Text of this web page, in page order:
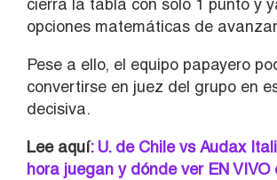
cierra la tabla con solo 1 punto y
opciones matemáticas de
Pese a ello, el equipo papayero
convertirse en juez del grupo en
decisiva.
Lee aquí: U. de Chile vs Audax
hora juegan y dónde ver EN VIVO